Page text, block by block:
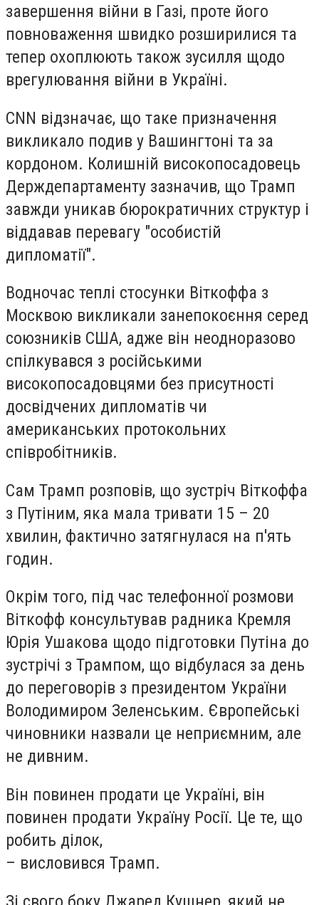
завершення війни в Газі, проте його
повноваження швидко розширилися та
тепер охоплюють також зусилля щодо
врегулювання війни в Україні.
CNN відзначає, що таке призначення
викликало подив у Вашингтоні та за
кордоном. Колишній високопосадовець
Держдепартаменту зазначив, що Трамп
завжди уникав бюрократичних структур і
віддавав перевагу "особистій
дипломатії".
Водночас теплі стосунки Віткоффа з
Москвою викликали занепокоєння серед
союзників США, адже він неодноразово
спілкувався з російськими
високопосадовцями без присутності
досвідчених дипломатів чи
американських протокольних
співробітників.
Сам Трамп розповів, що зустріч Віткоффа
з Путіним, яка мала тривати 15 – 20
хвилин, фактично затягнулася на п'ять
годин.
Окрім того, під час телефонної розмови
Віткофф консультував радника Кремля
Юрія Ушакова щодо підготовки Путіна до
зустрічі з Трампом, що відбулася за день
до переговорів з президентом України
Володимиром Зеленським. Європейські
чиновники назвали це неприємним, але
не дивним.
Він повинен продати це Україні, він
повинен продати Україну Росії. Це те, що
робить ділок,
– висловився Трамп.